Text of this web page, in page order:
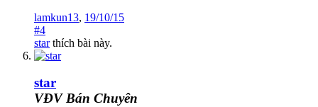
lamkun13, 19/10/15
#4
starthích bài này.
star
VĐV Bán Chuyên